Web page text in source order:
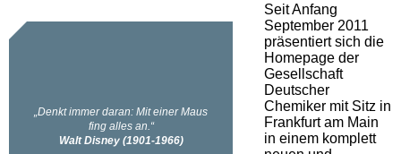
Seit Anfang
September 2011
präsentiert sich die
Homepage der
Gesellschaft
Deutscher
Chemiker mit Sitz in
Frankfurt am Main
in einem komplett